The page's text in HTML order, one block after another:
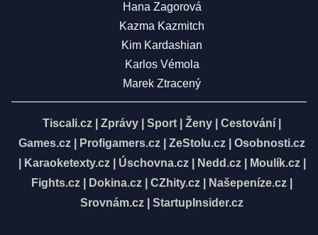
Hana Zagorová
Kazma Kazmitch
Kim Kardashian
Karlos Vémola
Marek Ztracený
Tiscali.cz Zprávy Sport Ženy Cestování
Games.cz
Profigamers.cz ZeStolu.cz
Osobnosti.cz
Karaoketexty.cz| Úschovna.cz| Nedd.cz| Moulík.cz|
Fights.cz
Dokina.cz CZhity.cz Našepeníze.cz
Srovnám.cz
StartupInsider.cz